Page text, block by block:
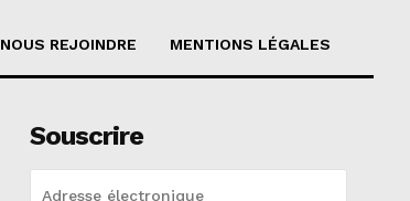
NOUS REJOINDRE MENTIONS LÉGALES
Souscrire